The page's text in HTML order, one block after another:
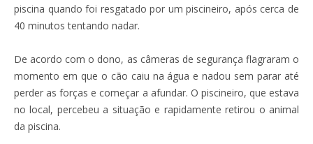
piscina quando foi resgatado por um piscineiro, após cerca de
40 minutos tentando nadar.
De acordo com o dono, as câmeras de segurança flagraram o
momento em que o cão caiu na água e nadou sem parar até
perder as forças e começar a afundar. O piscineiro, que estava
no local, percebeu a situação e rapidamente retirou o animal
da piscina.